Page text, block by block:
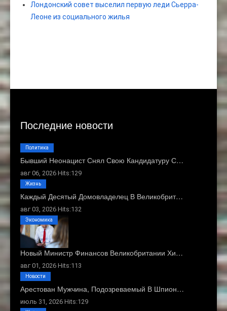
Лондонский совет выселил первую леди Сьерра-
Леоне из социального жилья
Последние новости
Бывший Неонацист Снял Свою Кандидатуру С…
авг 06, 2026 Hits:129
Политика
Каждый Десятый Домовладелец В Великобрит…
авг 03, 2026 Hits:132
Жизнь
Новый Министр Финансов Великобритании Хи…
авг 01, 2026 Hits:113
Экономика
Арестован Мужчина, Подозреваемый В Шпион…
июль 31, 2026 Hits:129
Новости